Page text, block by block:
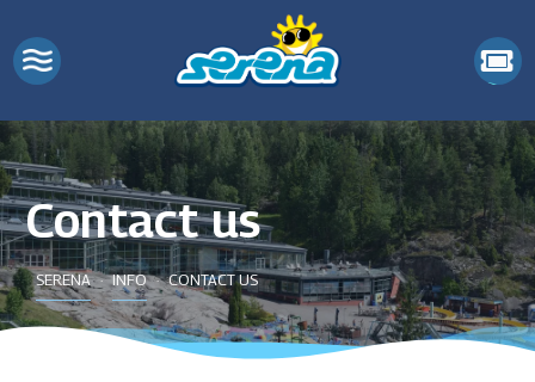
Contact us
SERENA INFO CONTACT US